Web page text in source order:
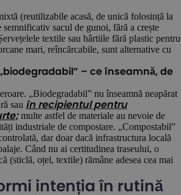
(reutilizabile acasă, de unică folosință la
sacul de gunoi, fără a crește
textile sau hârtiile fără plastic pentru
mari, reîncărcabile, sunt alternative cu
– ce înseamnă, de
„Biodegradabil” nu înseamnă neapărat
sau în recipientul pentru
multe astfel de materiale au nevoie de
industriale de compostare. „Compostabil”
dar doar dacă infrastructura locală
Când nu ai certitudinea traseului, o
(sticlă, oțel, textile) rămâne adesea cea mai
intenția în rutină